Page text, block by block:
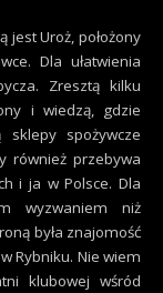
jest Uroż, położony
Dla ułatwienia
Zresztą kilku
i wiedzą, gdzie
spożywcze
również przebywa
i ja w Polsce. Dla
wyzwaniem niż
była znajomość
Rybniku. Nie wiem
klubowej wśród